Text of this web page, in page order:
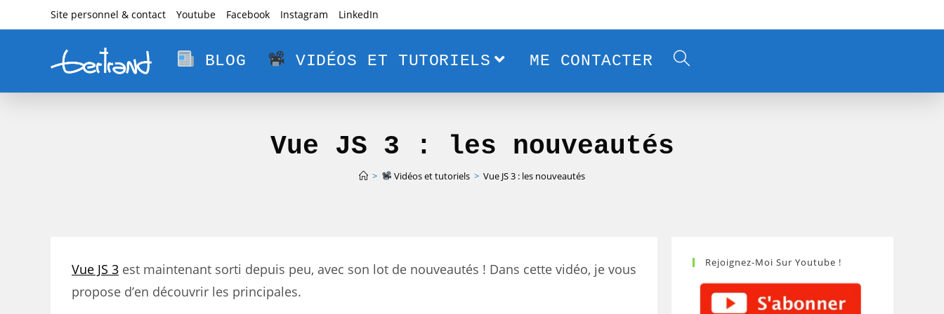
Site personnel & contact Youtube Facebook Instagram LinkedIn
BLOG VIDÉOS ET TUTORIELS ME CONTACTER
Vue JS 3 : les nouveautés
> Vidéos et tutoriels > Vue JS 3 : les nouveautés
Vue JS 3 est maintenant sorti depuis peu, avec son lot de nouveautés ! Dans cette vidéo, je vous
propose d’en découvrir les principales.
Rejoignez-Moi Sur Youtube !